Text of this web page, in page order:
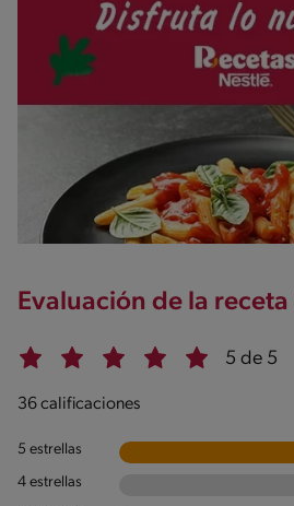
Evaluación de la
5 de 5
36 calificaciones
5 estrellas
4 estrellas